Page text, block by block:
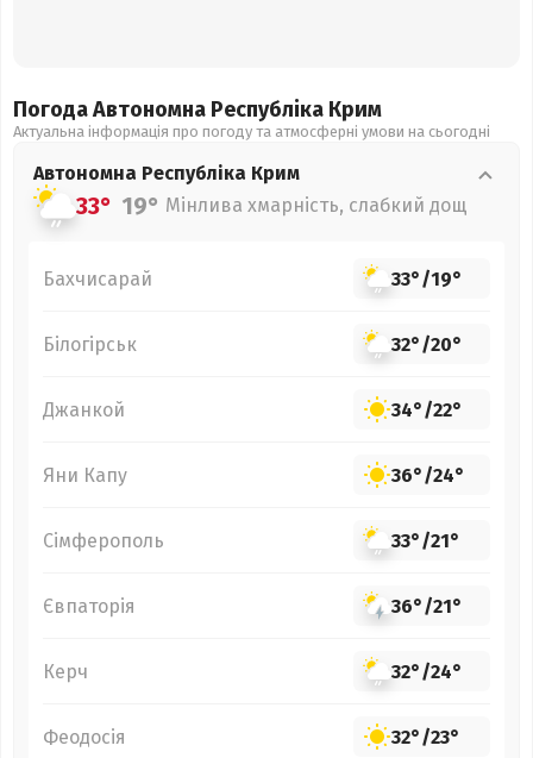
Погода Автономна Республіка Крим
Актуальна інформація про погоду та атмосферні умови на сьогодні
Автономна Республіка Крим
33° 19° Мінлива хмарність, слабкий дощ
Бахчисарай 33°/19°
Білогірськ 32°/20°
Джанкой 34°/22°
Яни Капу 36°/24°
Сімферополь 33°/21°
Євпаторія 36°/21°
Керч 32°/24°
Феодосія 32°/23°